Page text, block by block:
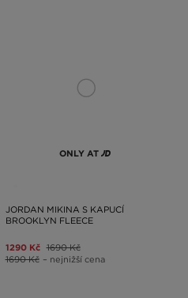
ONLY AT
JORDAN MIKINA S KAPUCÍ
BROOKLYN FLEECE
1290 Kč 1690 Kč
1690 Kč – nejnižší cena